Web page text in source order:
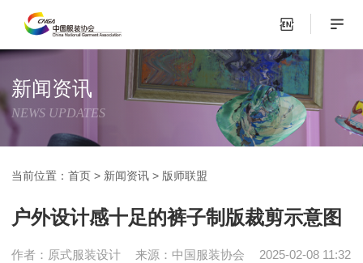
新闻资讯
NEWS UPDATES
当前位置：首页 > 新闻资讯 > 版师联盟
户外设计感十足的裤子制版裁剪示意图
作者：原式服装设计 来源：中国服装协会 2025-02-08 11:32